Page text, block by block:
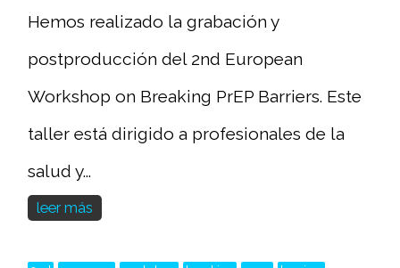
Hemos realizado la grabación y
postproducción del 2nd European
Workshop on Breaking PrEP Barriers. Este
taller está dirigido a profesionales de la
salud y...
leer más